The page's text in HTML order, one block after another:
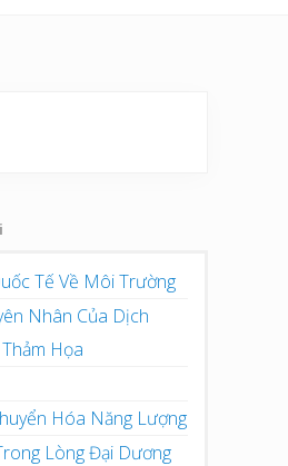
Tế Về Môi Trường
Nhân Của Dịch
Họa
Hóa Năng Lượng
Lòng Đại Dương